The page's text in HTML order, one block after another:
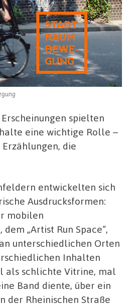
spielten
eine wichtige Rolle –
die
entwickelten sich
Ausdrucksformen:
mobilen
„Artist Run Space“,
unterschiedlichen Orten
Inhalten
als schlichte Vitrine, mal
Band diente, über ein
der Rheinischen Straße